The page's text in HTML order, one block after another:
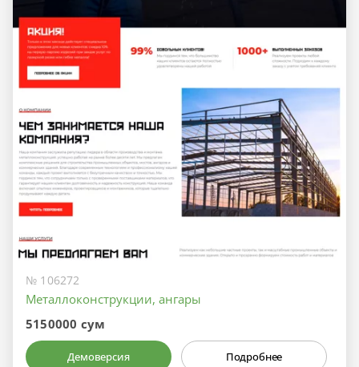
№ 106272
Металлоконструкции, ангары
5150000 сум
Демоверсия Подробнее